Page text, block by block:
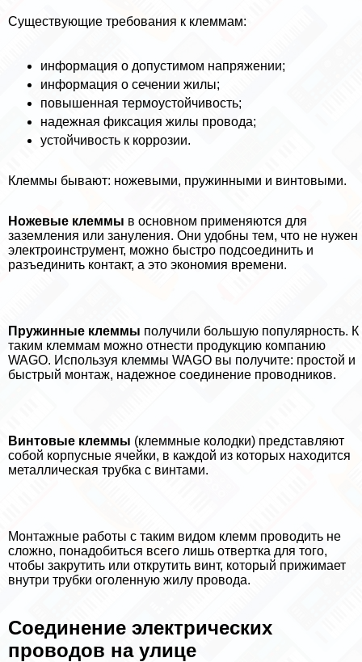
Существующие требования к клеммам:
информация о допустимом напряжении;
информация о сечении жилы;
повышенная термоустойчивость;
надежная фиксация жилы провода;
устойчивость к коррозии.
Клеммы бывают: ножевыми, пружинными и винтовыми.
Ножевые клеммы в основном применяются для
заземления или зануления. Они удобны тем, что не нужен
электроинструмент, можно быстро подсоединить и
разъединить контакт, а это экономия времени.
Пружинные клеммы получили большую популярность. К
таким клеммам можно отнести продукцию компанию
WAGO. Используя клеммы WAGO вы получите: простой и
быстрый монтаж, надежное соединение проводников.
Винтовые клеммы (клеммные колодки) представляют
собой корпусные ячейки, в каждой из которых находится
металлическая трубка с винтами.
Монтажные работы с таким видом клемм проводить не
сложно, понадобиться всего лишь отвертка для того,
чтобы закрутить или открутить винт, который прижимает
внутри трубки оголенную жилу провода.
Соединение электрических
проводов на улице